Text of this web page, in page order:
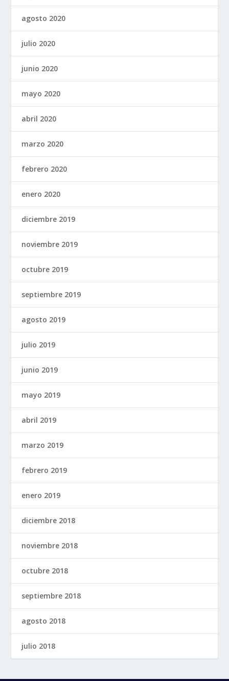
agosto 2020
julio 2020
junio 2020
mayo 2020
abril 2020
marzo 2020
febrero 2020
enero 2020
diciembre 2019
noviembre 2019
octubre 2019
septiembre 2019
agosto 2019
julio 2019
junio 2019
mayo 2019
abril 2019
marzo 2019
febrero 2019
enero 2019
diciembre 2018
noviembre 2018
octubre 2018
septiembre 2018
agosto 2018
julio 2018